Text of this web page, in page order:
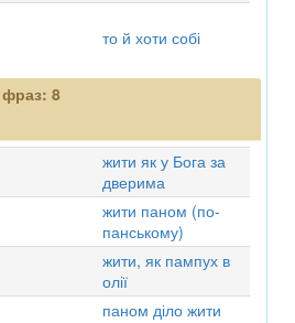
то й хоти собі
фраз: 8
жити як у Бога за
дверима
жити паном (по-
панському)
жити, як пампух в
олії
паном діло жити